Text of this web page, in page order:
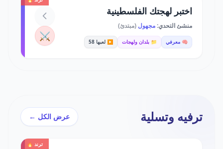
اختبر لهجتك الفلسطينية
منشئ التحدي:مجهول (مبتدئ)
🧠 معرفي 📁 بلدان ولهجات ▶️ لعبها 58 ⚔️
ترفيه وتسلية عرض الكل ←
ترند 🔥